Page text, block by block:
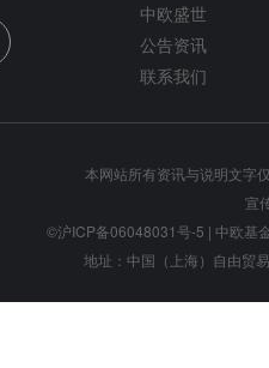
中欧盛世
公告资讯
联系我们
本网站所有资讯与说明文字
宣
©沪ICP备06048031号-5 | 中欧基
地址：中国（上海）自由贸